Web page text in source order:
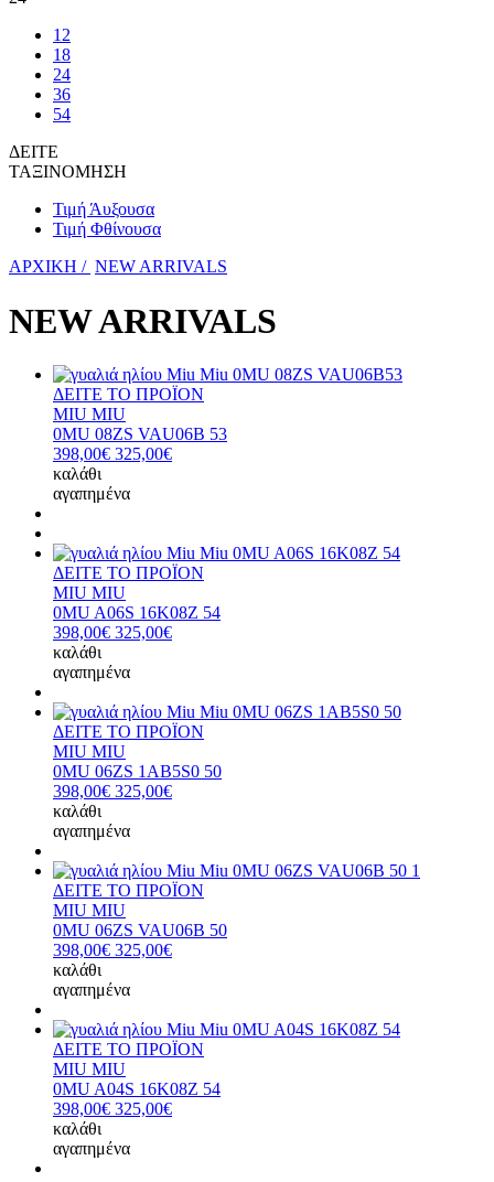
12
18
24
36
54
ΔΕΙΤΕ
ΤΑΞΙΝΟΜΗΣΗ
Τιμή Άυξουσα
Τιμή Φθίνουσα
ΑΡΧΙΚΗ / NEW ARRIVALS
NEW ARRIVALS
ΔΕΙΤΕ ΤΟ ΠΡΟΪΟΝ
MIU MIU
0MU 08ZS VAU06B 53
398,00€ 325,00€
καλάθι
αγαπημένα
ΔΕΙΤΕ ΤΟ ΠΡΟΪΟΝ
MIU MIU
0MU A06S 16K08Z 54
398,00€ 325,00€
καλάθι
αγαπημένα
ΔΕΙΤΕ ΤΟ ΠΡΟΪΟΝ
MIU MIU
0MU 06ZS 1AB5S0 50
398,00€ 325,00€
καλάθι
αγαπημένα
ΔΕΙΤΕ ΤΟ ΠΡΟΪΟΝ
MIU MIU
0MU 06ZS VAU06B 50
398,00€ 325,00€
καλάθι
αγαπημένα
ΔΕΙΤΕ ΤΟ ΠΡΟΪΟΝ
MIU MIU
0MU A04S 16K08Z 54
398,00€ 325,00€
καλάθι
αγαπημένα